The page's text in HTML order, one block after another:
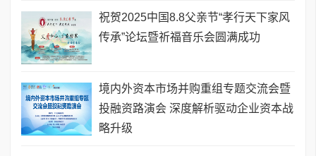
祝贺2025中国8.8父亲节“孝行天下家风
传承”论坛暨祈福音乐会圆满成功
境内外资本市场并购重组专题交流会暨
投融资路演会 深度解析驱动企业资本战
略升级